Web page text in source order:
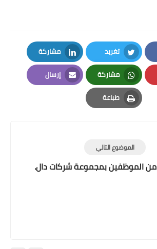
تغريد
Twitter
مشاركة
LinkedIn
مشاركة
Whatsapp
إرسال
Email
طباعة
Print
الموضوع التالي
الموظفين بمجموعة شركات دال.